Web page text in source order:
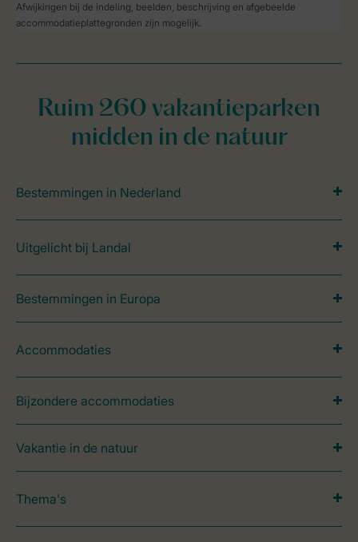
Afwijkingen bij de indeling, beelden, beschrijving en afgebeelde
accommodatieplattegronden zijn mogelijk.
Ruim 260 vakantieparken
midden in de natuur
Bestemmingen in Nederland
Uitgelicht bij Landal
Bestemmingen in Europa
Accommodaties
Bijzondere accommodaties
Vakantie in de natuur
Thema's